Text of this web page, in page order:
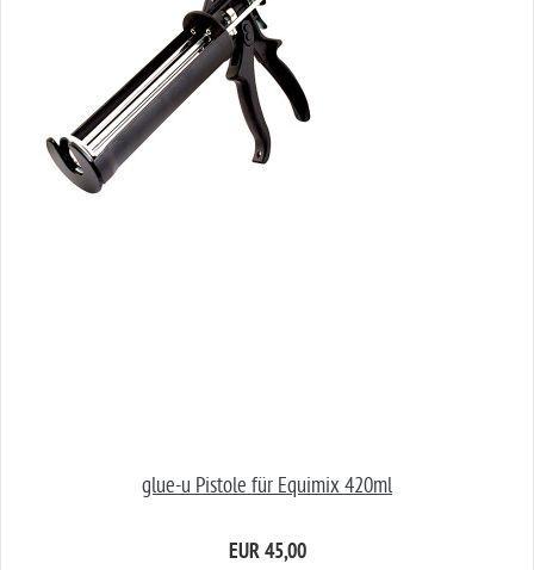
glue-u Pistole für Equimix 420ml
EUR 45,00